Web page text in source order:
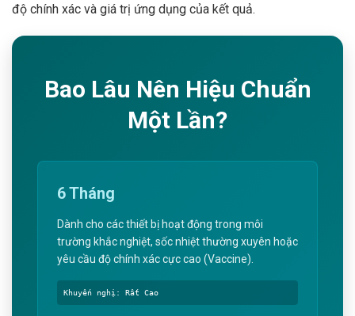
độ chính xác và giá trị ứng dụng của kết quả.
Bao Lâu Nên Hiệu Chuẩn
Một Lần?
6 Tháng
Dành cho các thiết bị hoạt động trong môi
trường khắc nghiệt, sốc nhiệt thường xuyên hoặc
yêu cầu độ chính xác cực cao (Vaccine).
Khuyến nghị: Rất Cao